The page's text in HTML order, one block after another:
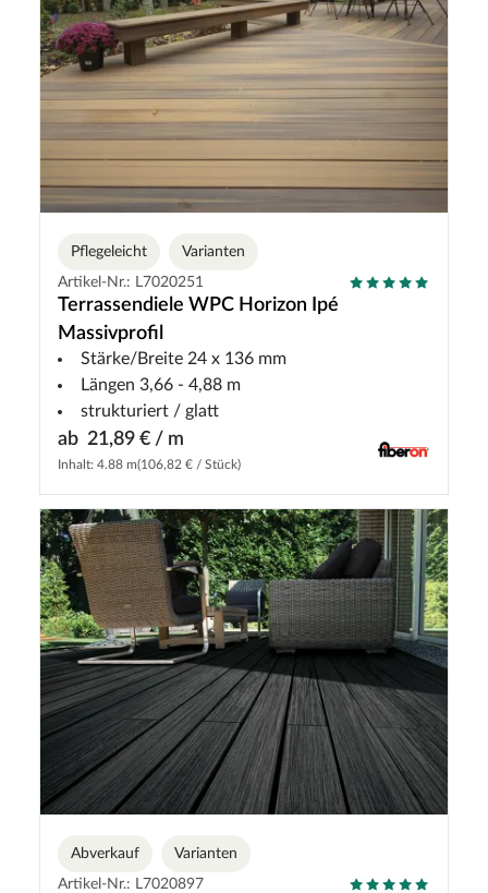
Pflegeleicht
Varianten
Artikel-Nr.: L7020251
Terrassendiele WPC Horizon Ipé
Massivprofil
Stärke/Breite 24 x 136 mm
Längen 3,66 - 4,88 m
strukturiert / glatt
ab 21,89 € / m
Inhalt: 4.88 m(106,82 € / Stück)
Abverkauf
Varianten
Artikel-Nr.: L7020897